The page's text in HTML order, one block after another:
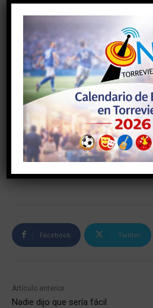
Facebook Twitter
Artículo anterior
Nadie dijo que sería fácil